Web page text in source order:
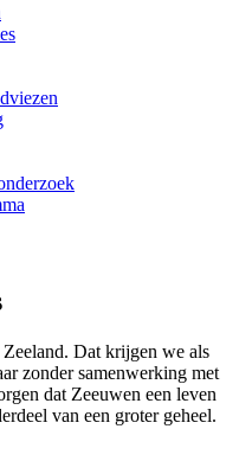
Dat krijgen we als
zonder samenwerking met
dat Zeeuwen een leven
van een groter geheel.